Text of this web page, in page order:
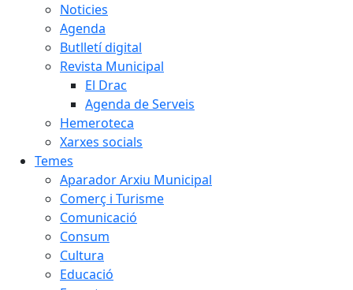
Noticies
Agenda
Butlletí digital
Revista Municipal
El Drac
Agenda de Serveis
Hemeroteca
Xarxes socials
Temes
Aparador Arxiu Municipal
Comerç i Turisme
Comunicació
Consum
Cultura
Educació